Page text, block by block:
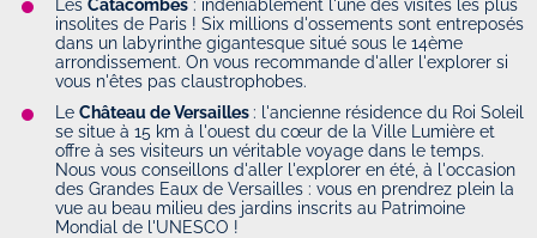
Les Catacombes : indéniablement l'une des visites les plus
insolites de Paris ! Six millions d'ossements sont entreposés
dans un labyrinthe gigantesque situé sous le 14ème
arrondissement. On vous recommande d'aller l'explorer si
vous n'êtes pas claustrophobes.
Le Château de Versailles : l'ancienne résidence du Roi Soleil
se situe à 15 km à l'ouest du cœur de la Ville Lumière et
offre à ses visiteurs un véritable voyage dans le temps.
Nous vous conseillons d'aller l'explorer en été, à l'occasion
des Grandes Eaux de Versailles : vous en prendrez plein la
vue au beau milieu des jardins inscrits au Patrimoine
Mondial de l'UNESCO !